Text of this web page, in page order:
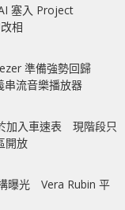
塞入 Project
相
準備強勢回歸
流音樂播放器
加入車速表 現階段只
開放
曝光 Vera Rubin 平